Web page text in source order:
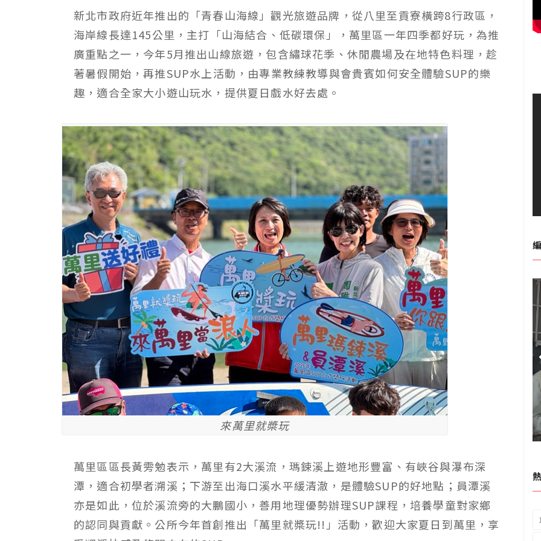
新北市政府近年推出的「青春山海線」觀光旅遊品牌，從八里至貢寮橫跨8行政區，
海岸線長達145公里，主打「山海結合、低碳環保」，萬里區一年四季都好玩，為推
廣重點之一，今年5月推出山線旅遊，包含繡球花季、休閒農場及在地特色料理，趁
著暑假開始，再推SUP水上活動，由專業教練教導與會貴賓如何安全體驗SUP的樂
趣，適合全家大小遊山玩水，提供夏日戲水好去處。
來萬里就槳玩
萬里區區長黃雱勉表示，萬里有2大溪流，瑪鋉溪上遊地形豐富、有峽谷與瀑布深
潭，適合初學者溯溪；下游至出海口溪水平緩清澈，是體驗SUP的好地點；員潭溪
亦是如此，位於溪流旁的大鵬國小，善用地理優勢辦理SUP課程，培養學童對家鄉
的認同與貢獻。公所今年首創推出「萬里就槳玩!!」活動，歡迎大家夏日到萬里，享